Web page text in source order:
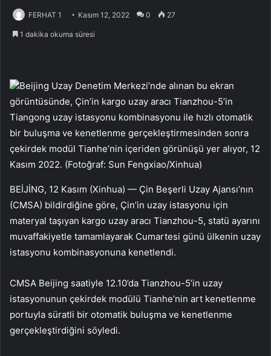
FERHAT 1 Kasım 12, 2022 0 27
1 dakika okuma süresi
Beijing Uzay Denetim Merkezi’nde alınan bu ekran
görüntüsünde, Çin’in kargo uzay aracı Tianzhou-5’in
Tiangong uzay istasyonu kombinasyonu ile hızlı otomatik
bir buluşma ve kenetlenme gerçekleştirmesinden sonra
çekirdek modül Tianhe’nin içeriden görünüşü yer alıyor, 12
Kasım 2022. (Fotoğraf: Sun Fengxiao/Xinhua)
BEİJİNG, 12 Kasım (Xinhua) — Çin Beşerli Uzay Ajansı’nın
(CMSA) bildirdiğine göre, Çin’in uzay istasyonu için
materyal taşıyan kargo uzay aracı Tianzhou-5, statü ayarını
muvaffakiyetle tamamlayarak Cumartesi günü ülkenin uzay
istasyonu kombinasyonuna kenetlendi.
CMSA Beijing saatiyle 12.10’da Tianzhou-5’in uzay
istasyonunun çekirdek modülü Tianhe’nin art kenetlenme
portuyla süratli bir otomatik buluşma ve kenetlenme
gerçekleştirdiğini söyledi.